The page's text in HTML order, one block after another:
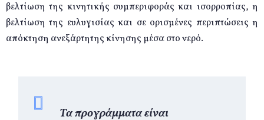
βελτίωση της κινητικής συμπεριφοράς και ισορροπίας, η
βελτίωση της ευλυγισίας και σε ορισμένες περιπτώσεις η
απόκτηση ανεξάρτητης κίνησης μέσα στο νερό.
Τα προγράμματα είναι